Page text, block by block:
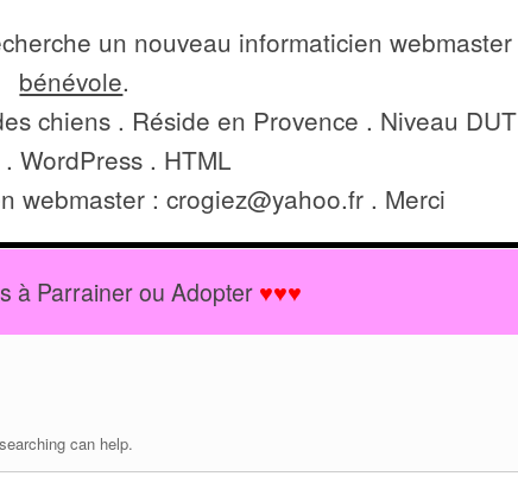
un nouveau informaticien webmaster
bénévole.
chiens . Réside en Provence . Niveau DUT
WordPress . HTML
webmaster : crogiez@yahoo.fr . Merci
à Parrainer ou Adopter ♥♥♥
can help.